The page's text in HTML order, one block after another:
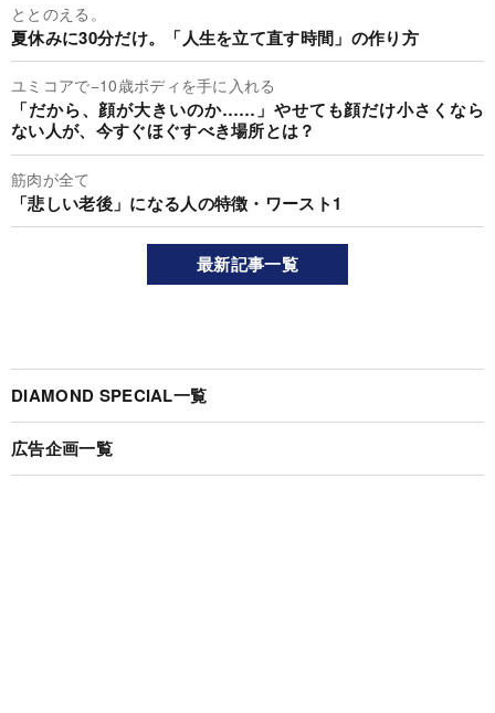
ととのえる。
夏休みに30分だけ。「人生を立て直す時間」の作り方
ユミコアで−10歳ボディを手に入れる
「だから、顔が大きいのか……」やせても顔だけ小さくなら
ない人が、今すぐほぐすべき場所とは？
筋肉が全て
「悲しい老後」になる人の特徴・ワースト1
最新記事一覧
DIAMOND SPECIAL一覧
広告企画一覧